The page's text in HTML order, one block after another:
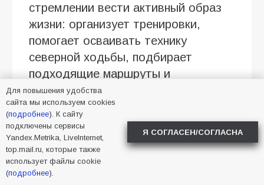
стремлении вести активный образ
жизни: организует тренировки,
помогает осваивать технику
северной ходьбы, подбирает
подходящие маршруты и
сопровождает на соревнованиях.
Именно такая системная работа и
внимание к каждому человеку
позволяют добиваться серьёзных
спортивных успехов. И шесть
медалей батайчан стали не только
Для повышения удобства
сайта мы используем cookies
(подробнее). К сайту
подключены сервисы
Yandex.Metrika, LiveInternet,
top.mail.ru, которые также
использует файлы cookie
(подробнее).
Я СОГЛАСЕН/СОГЛАСНА